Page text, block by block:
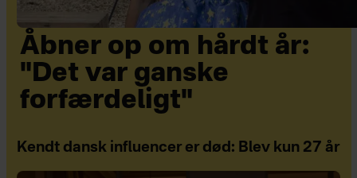
Åbner op om hårdt år:
"Det var ganske
forfærdeligt"
Kendt dansk influencer er død: Blev kun 27 år